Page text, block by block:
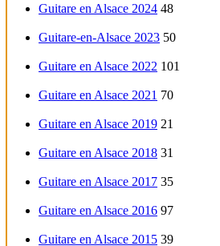
Guitare en Alsace 2024 48
Guitare-en-Alsace 2023 50
Guitare en Alsace 2022 101
Guitare en Alsace 2021 70
Guitare en Alsace 2019 21
Guitare en Alsace 2018 31
Guitare en Alsace 2017 35
Guitare en Alsace 2016 97
Guitare en Alsace 2015 39